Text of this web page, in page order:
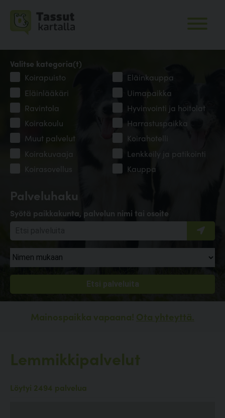
Palveluhaku
Syötä paikkakunta, palvelun nimi tai osoite
Valitse kategoria(t)
Koirapuisto
Eläinkauppa
Eläinlääkäri
Uimapaikka
Ravintola
Hyvinvointi ja hoitolat
Koirakoulu
Harrastuspaikka
Muut palvelut
Koirahotelli
Koirakuvaaja
Lenkkeily ja patikointi
Koirasovellus
Kauppa
Mainospaikka vapaana! Ota yhteyttä.
Lemmikkipalvelut
Löytyi 2494 palvelua